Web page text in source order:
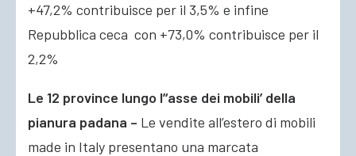
+47,2% contribuisce per il 3,5% e infine
Repubblica ceca con +73,0% contribuisce per il
2,2%
Le 12 province lungo l’‘asse dei mobili’ della
pianura padana – Le vendite all’estero di mobili
made in Italy presentano una marcata